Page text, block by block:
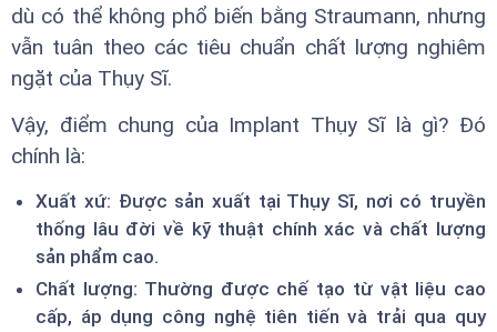
dù có thể không phổ biến bằng Straumann, nhưng
vẫn tuân theo các tiêu chuẩn chất lượng nghiêm
ngặt của Thụy Sĩ.
Vậy, điểm chung của Implant Thụy Sĩ là gì? Đó
chính là:
Xuất xứ: Được sản xuất tại Thụy Sĩ, nơi có truyền
thống lâu đời về kỹ thuật chính xác và chất lượng
sản phẩm cao.
Chất lượng: Thường được chế tạo từ vật liệu cao
cấp, áp dụng công nghệ tiên tiến và trải qua quy